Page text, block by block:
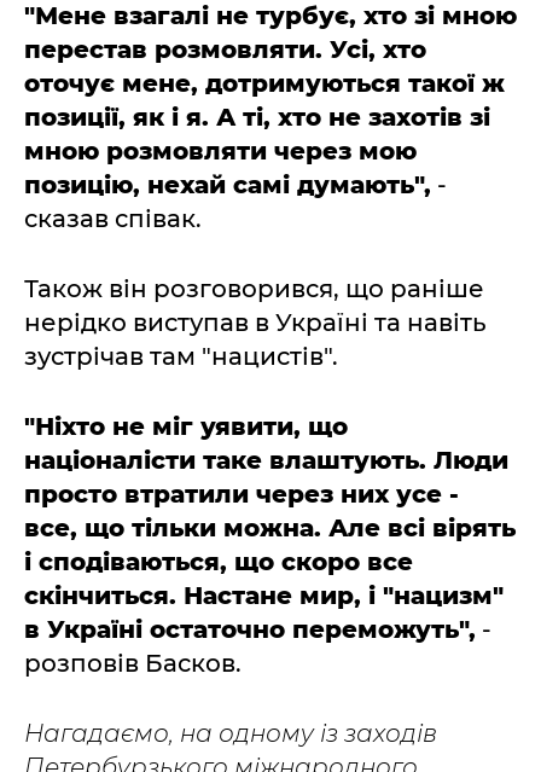
"Мене взагалі не турбує, хто зі мною
перестав розмовляти. Усі, хто
оточує мене, дотримуються такої ж
позиції, як і я. А ті, хто не захотів зі
мною розмовляти через мою
позицію, нехай самі думають", -
сказав співак.
Також він розговорився, що раніше
нерідко виступав в Україні та навіть
зустрічав там "нацистів".
"Ніхто не міг уявити, що
націоналісти таке влаштують. Люди
просто втратили через них усе -
все, що тільки можна. Але всі вірять
і сподіваються, що скоро все
скінчиться. Настане мир, і "нацизм"
в Україні остаточно переможуть", -
розповів Басков.
Нагадаємо, на одному із заходів